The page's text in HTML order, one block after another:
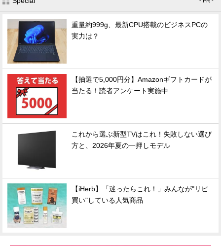
重量約999g、最新CPU搭載のビジネスPCの
実力は？
【抽選で5,000円分】Amazonギフトカードが
当たる！読者アンケート実施中
これから選ぶ新型TVはこれ！失敗しない選び
方と、2026年夏の一押しモデル
【iHerb】「迷ったらこれ！」みんなが"リピ
買い"している人気商品